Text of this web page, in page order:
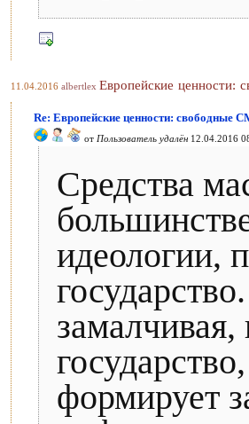
11.04.2016 albertlex Европейские ценности:
Re: Европейские ценности: свободные
от Пользователь удалён 12.04.2016
Средства
идеологии,
замалчивая,
формирует